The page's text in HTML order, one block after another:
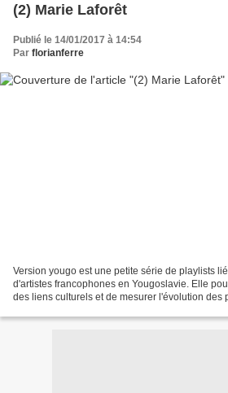
(2) Marie Laforêt
Publié le 14/01/2017 à 14:54
Par florianferre
Version yougo est une petite série de playlists
d'artistes francophones en Yougoslavie. Elle
des liens culturels et de mesurer l'évolution des